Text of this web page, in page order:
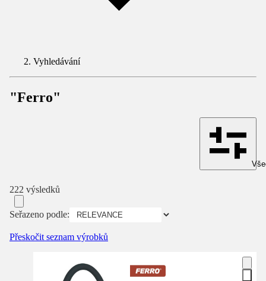
Vyhledávání
"Ferro"
222 výsledků
Seřazeno podle:
Přeskočit seznam výrobků